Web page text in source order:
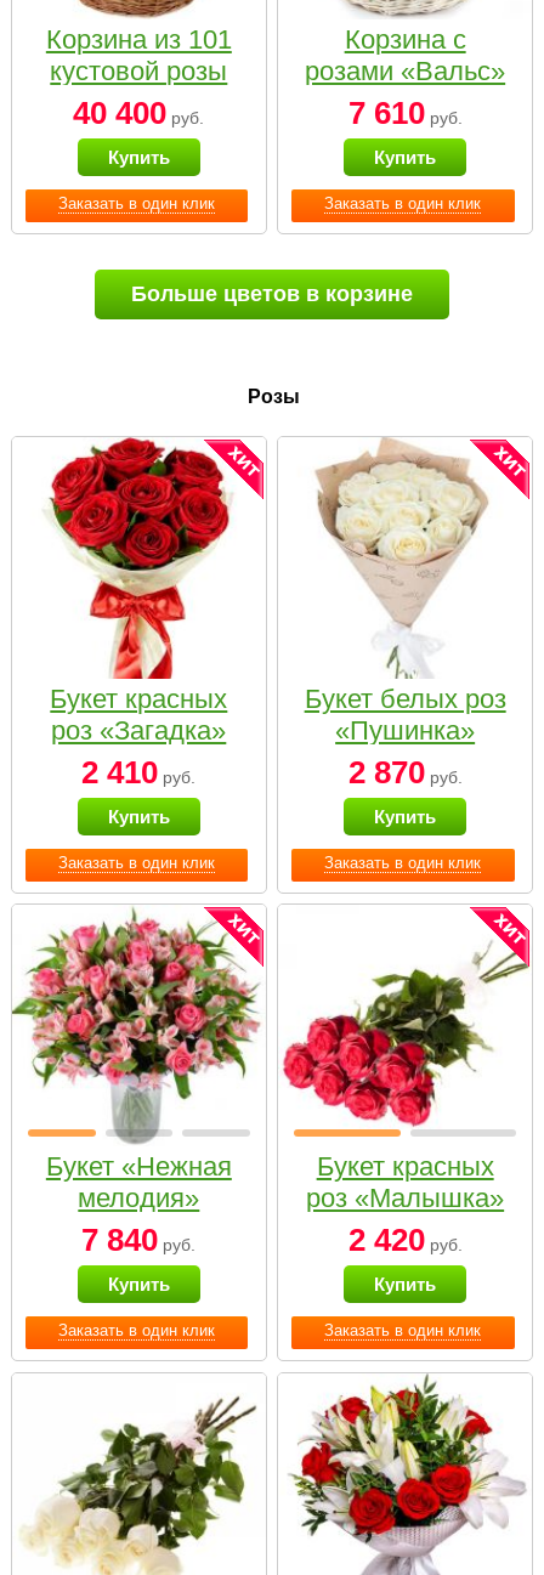
Заказать в один клик
Корзина из 101
кустовой розы
нежных тонов
40 400 руб.
Купить
Заказать в один клик
Корзина с
розами «Вальс»
7 610руб.
Купить
Больше цветов в корзине
Розы
Заказать в один клик
Букет красных
роз «Загадка»
2 410 руб.
Купить
Заказать в один клик
Букет белых роз
«Пушинка»
2 870руб.
Купить
Заказать в один клик
Букет «Нежная
мелодия»
7 840 руб.
Купить
Заказать в один клик
Букет красных
роз «Малышка»
2 420руб.
Купить